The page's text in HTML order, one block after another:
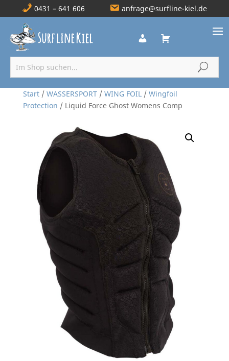
0431 – 641 606 anfrage@surfline-kiel.de
Start/ WASSERSPORT/ WING FOIL/ Wingfoil
Protection / Liquid Force Ghost Womens Comp